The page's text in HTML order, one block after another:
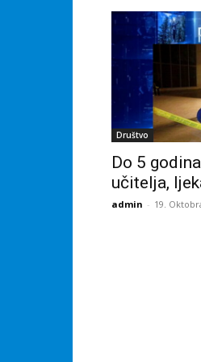
Društvo
Do 5
učitelja,
admin - 19.